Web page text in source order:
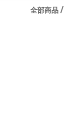
全部商品 /